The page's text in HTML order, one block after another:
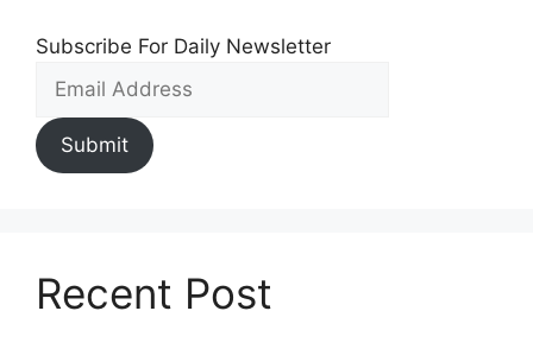
Subscribe For Daily Newsletter
Submit
Recent Post